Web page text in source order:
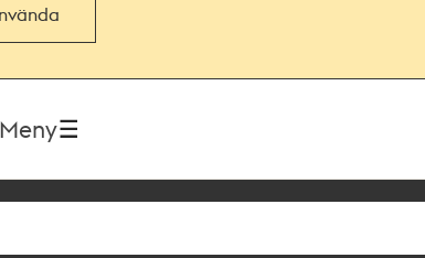
Meny